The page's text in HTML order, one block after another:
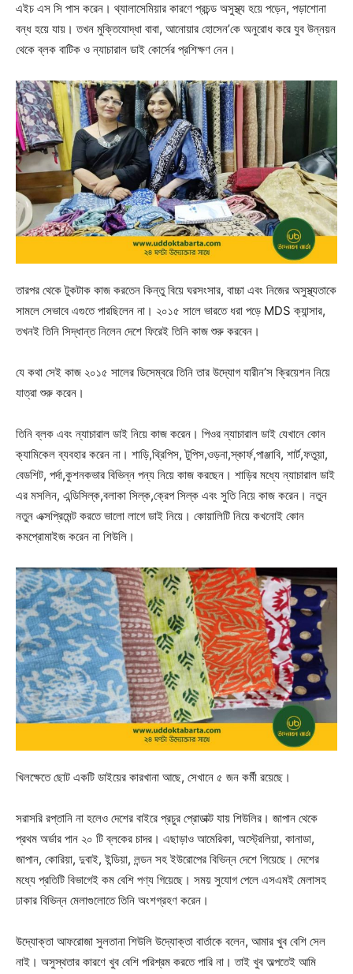
এইচ এস সি পাস করেন। থ্যালাসেমিয়ার কারণে প্রচন্ড অসুস্থ্য হয়ে পড়েন, পড়াশোনা
বন্ধ হয়ে যায়। তখন মুক্তিযোদ্ধা বাবা, আনোয়ার হোসেন’কে অনুরোধ করে যুব উন্নয়ন
থেকে ব্লক বাটিক ও ন্যাচারাল ডাই কোর্সের প্রশিক্ষণ নেন।
তারপর থেকে টুকটাক কাজ করতেন কিন্তু বিয়ে ঘরসংসার, বাচ্চা এবং নিজের অসুস্থ্যতাকে
সামলে সেভাবে এগুতে পারছিলেন না। ২০১৫ সালে ভারতে ধরা পড়ে MDS ক্যান্সার,
তখনই তিনি সিদ্ধান্ত নিলেন দেশে ফিরেই তিনি কাজ শুরু করবেন।
যে কথা সেই কাজ ২০১৫ সালের ডিসেম্বরে তিনি তার উদ্যোগ যারীন’স ক্রিয়েশন নিয়ে
যাত্রা শুরু করেন।
তিনি ব্লক এবং ন্যাচারাল ডাই নিয়ে কাজ করেন। পিওর ন্যাচারাল ডাই যেখানে কোন
ক্যামিকেল ব্যবহার করেন না। শাড়ি,থ্রিপিস, টুপিস,ওড়না,স্কার্ফ,পাঞ্জাবি, শার্ট,ফতুয়া,
বেডশিট, পর্দা,কুশনকভার বিভিন্ন পন্য নিয়ে কাজ করছেন। শাড়ির মধ্যে ন্যাচারাল ডাই
এর মসলিন, এন্ডিসিল্ক,বলাকা সিল্ক,ক্রেপ সিল্ক এবং সুতি নিয়ে কাজ করেন। নতুন
নতুন এক্সপ্রিমেন্ট করতে ভালো লাগে ডাই নিয়ে। কোয়ালিটি নিয়ে কখনোই কোন
কমপ্রোমাইজ করেন না শিউলি।
খিলক্ষেতে ছোট একটি ডাইয়ের কারখানা আছে, সেখানে ৫ জন কর্মী রয়েছে।
সরাসরি রপ্তানি না হলেও দেশের বাইরে প্রচুর প্রোডাক্ট যায় শিউলির। জাপান থেকে
প্রথম অর্ডার পান ২০ টি ব্লকের চাদর। এছাড়াও আমেরিকা, অস্ট্রেলিয়া, কানাডা,
জাপান, কোরিয়া, দুবাই, ইন্ডিয়া, লন্ডন সহ ইউরোপের বিভিন্ন দেশে গিয়েছে। দেশের
মধ্যে প্রতিটি বিভাগেই কম বেশি পণ্য গিয়েছে। সময় সুযোগ পেলে এসএমই মেলাসহ
ঢাকার বিভিন্ন মেলাগুলোতে তিনি অংশগ্রহণ করেন।
উদ্যোক্তা আফরোজা সুলতানা শিউলি উদ্যোক্তা বার্তাকে বলেন, আমার খুব বেশি সেল
নাই। অসুস্থতার কারণে খুব বেশি পরিশ্রম করতে পারি না। তাই খুব অল্পতেই আমি